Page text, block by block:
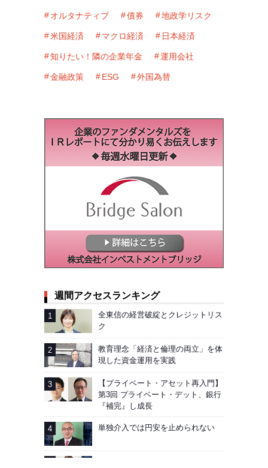
オルタナティブ 債券 地政学リスク
米国経済 マクロ経済 日本経済
知りたい！隣の企業年金 運用会社
金融政策 ESG 外国為替
週間アクセスランキング
全東信の経営破綻とクレジットリス
ク
教育理念「経済と倫理の両立」を体
現した資金運用を実践
【プライベート・アセット再入門】
第3回 プライベート・デット、銀行
『補完』し成長
単独介入では円安を止められない